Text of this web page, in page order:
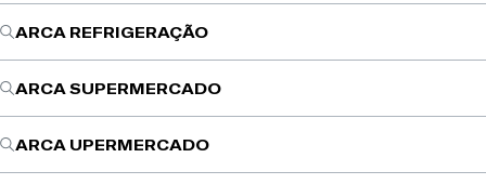
ARCA REFRIGERAÇÃO
ARCA SUPERMERCADO
ARCA UPERMERCADO